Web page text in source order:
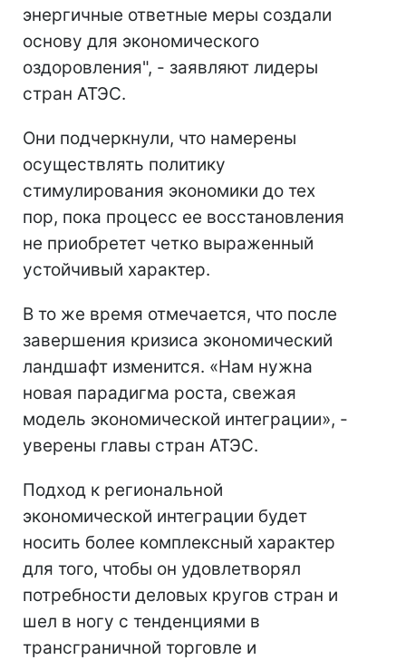
энергичные ответные меры создали
основу для экономического
оздоровления", - заявляют лидеры
стран АТЭС.
Они подчеркнули, что намерены
осуществлять политику
стимулирования экономики до тех
пор, пока процесс ее восстановления
не приобретет четко выраженный
устойчивый характер.
В то же время отмечается, что после
завершения кризиса экономический
ландшафт изменится. «Нам нужна
новая парадигма роста, свежая
модель экономической интеграции», -
уверены главы стран АТЭС.
Подход к региональной
экономической интеграции будет
носить более комплексный характер
для того, чтобы он удовлетворял
потребности деловых кругов стран и
шел в ногу с тенденциями в
трансграничной торговле и